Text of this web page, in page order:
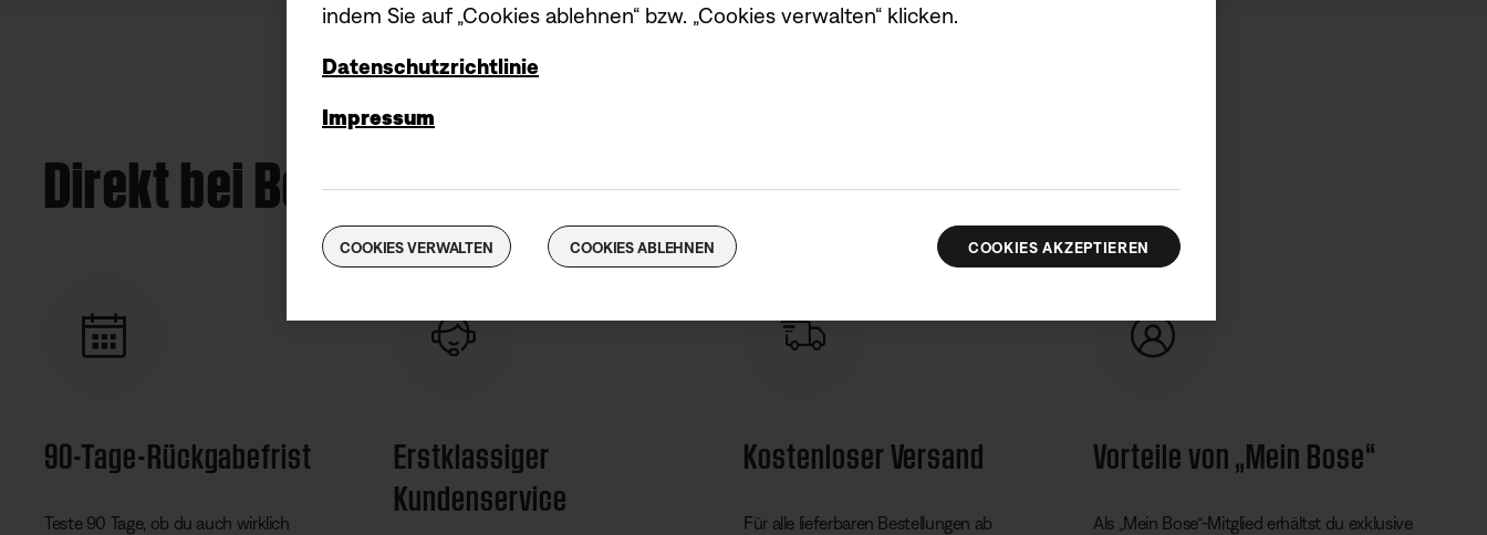
Direkt bei Bose kaufen – deine Vorteile
90-Tage-Rückgabefrist
Teste 90 Tage, ob du auch wirklich
Erstklassiger
Kundenservice
Kostenloser Versand
Für alle lieferbaren Bestellungen ab
Vorteile von „Mein Bose“
Als „Mein Bose“-Mitglied erhältst du exklusive
indem Sie auf „Cookies ablehnen“ bzw. „Cookies verwalten“ klicken.
Datenschutzrichtlinie
Impressum
COOKIES VERWALTEN COOKIES ABLEHNEN COOKIES AKZEPTIEREN